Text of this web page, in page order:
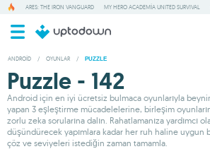
ARES: THE IRON VANGUARD MY HERO ACADEMIA UNITED SURVIVAL
ANDROID / OYUNLAR / PUZZLE
Puzzle - 142
Android için en iyi ücretsiz bulmaca oyunlarıyla
yapan 3 eşleştirme mücadelelerine, birleşim
zorlu zeka sorularına dalın. Rahatlamanıza yardımcı
düşündürecek yapımlara kadar her ruh haline uygun
çöz ve seviyeleri istediğin zaman tamamla.